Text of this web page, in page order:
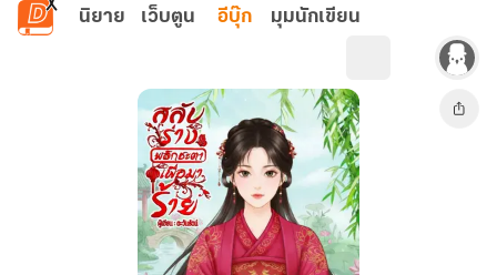
ข้ามไปยังเนื้อหาหลัก
นิยาย เว็บตูน อีบุ๊ก มุมนักเขียน